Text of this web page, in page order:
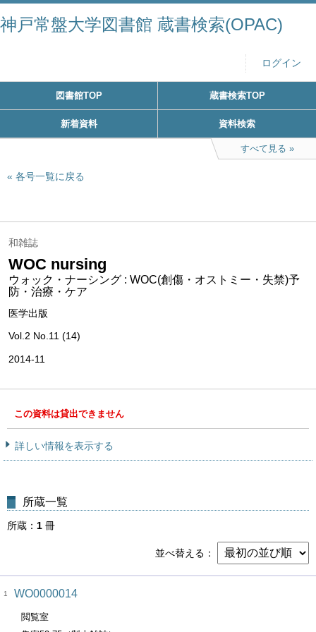
神戸常盤大学図書館 蔵書検索(OPAC)
ログイン
図書館TOP 蔵書検索TOP
新着資料 資料検索
すべて見る
各号一覧に戻る
和雑誌
WOC nursing
ウォック・ナーシング : WOC(創傷・オストミー・失禁)予
防・治療・ケア
医学出版
Vol.2 No.11 (14)
2014-11
この資料は貸出できません
詳しい情報を表示する
所蔵一覧
所蔵 1 冊
並べ替える
1 WO0000014
閲覧室